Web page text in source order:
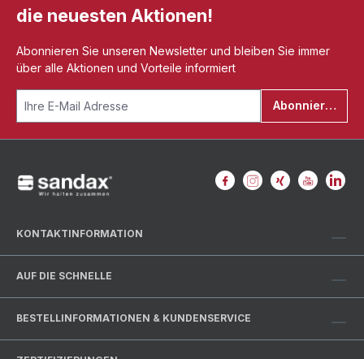
die neuesten Aktionen!
Abonnieren Sie unseren Newsletter und bleiben Sie immer
über alle Aktionen und Vorteile informiert
Abonnieren
KONTAKTINFORMATION
AUF DIE SCHNELLE
BESTELLINFORMATIONEN & KUNDENSERVICE